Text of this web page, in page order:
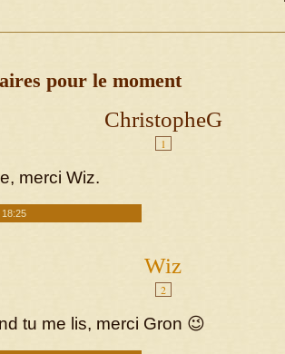
pour le moment
ChristopheG
1
merci Wiz.
18:25
Wiz
2
tu me lis, merci Gron 😉